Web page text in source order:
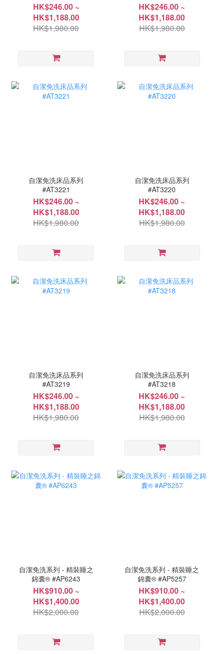
HK$246.00 ~
HK$1,188.00
HK$1,980.00
HK$246.00 ~
HK$1,188.00
HK$1,980.00
自潔免洗床品系列
#AT3221
HK$246.00 ~
HK$1,188.00
HK$1,980.00
自潔免洗床品系列
#AT3220
HK$246.00 ~
HK$1,188.00
HK$1,980.00
自潔免洗床品系列
#AT3219
HK$246.00 ~
HK$1,188.00
HK$1,980.00
自潔免洗床品系列
#AT3218
HK$246.00 ~
HK$1,188.00
HK$1,980.00
自潔免洗系列 - 精裝睡之
錦囊® #AP6243
HK$910.00 ~
HK$1,400.00
HK$2,000.00
自潔免洗系列 - 精裝睡之
錦囊® #AP5257
HK$910.00 ~
HK$1,400.00
HK$2,000.00